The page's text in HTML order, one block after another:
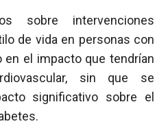
sobre intervenciones
de vida en personas con
en el impacto que tendrían
sin que se
significativo sobre el